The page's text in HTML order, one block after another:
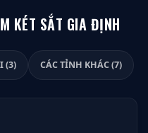
KÉT SẮT GIA ĐỊNH
(3) CÁC TỈNH KHÁC (7)